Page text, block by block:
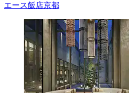
エース飯店京都